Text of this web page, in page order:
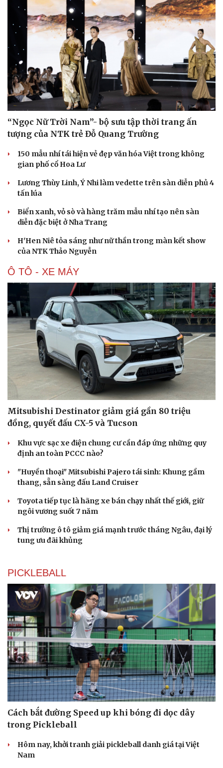
Văn hóa
Sân khấu - Điện ảnh
Văn học
Âm nhạc
Giải trí
“Ngọc Nữ Trời Nam”- bộ sưu tập thời trang ấn
tượng của NTK trẻ Đỗ Quang Trường
150 mẫu nhí tái hiện vẻ đẹp văn hóa Việt trong không
gian phố cổ Hoa Lư
Lương Thùy Linh, Ý Nhi làm vedette trên sàn diễn phủ 4
tấn lúa
Biển xanh, vỏ sò và hàng trăm mẫu nhí tạo nên sàn
diễn đặc biệt ở Nha Trang
H'Hen Niê tỏa sáng như nữ thần trong màn kết show
của NTK Thảo Nguyễn
Ô TÔ - XE MÁY
Mitsubishi Destinator giảm giá gần 80 triệu
đồng, quyết đấu CX-5 và Tucson
Khu vực sạc xe điện chung cư cần đáp ứng những quy
định an toàn PCCC nào?
"Huyền thoại" Mitsubishi Pajero tái sinh: Khung gầm
thang, sẵn sàng đấu Land Cruiser
Toyota tiếp tục là hãng xe bán chạy nhất thế giới, giữ
ngôi vương suốt 7 năm
Thị trường ô tô giảm giá mạnh trước tháng Ngâu, đại lý
tung ưu đãi khủng
PICKLEBALL
Cách bắt đường Speed up khi bóng đi dọc dây
trong Pickleball
Hôm nay, khởi tranh giải pickleball danh giá tại Việt
Nam